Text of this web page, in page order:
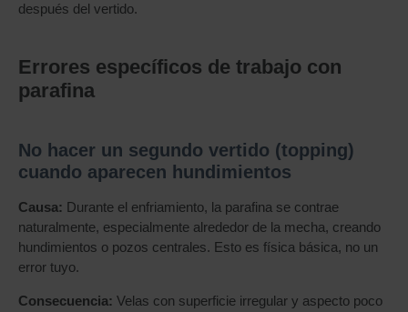
después del vertido.
Errores específicos de trabajo con
parafina
No hacer un segundo vertido (topping)
cuando aparecen hundimientos
Causa: Durante el enfriamiento, la parafina se contrae
naturalmente, especialmente alrededor de la mecha, creando
hundimientos o pozos centrales. Esto es física básica, no un
error tuyo.
Consecuencia: Velas con superficie irregular y aspecto poco